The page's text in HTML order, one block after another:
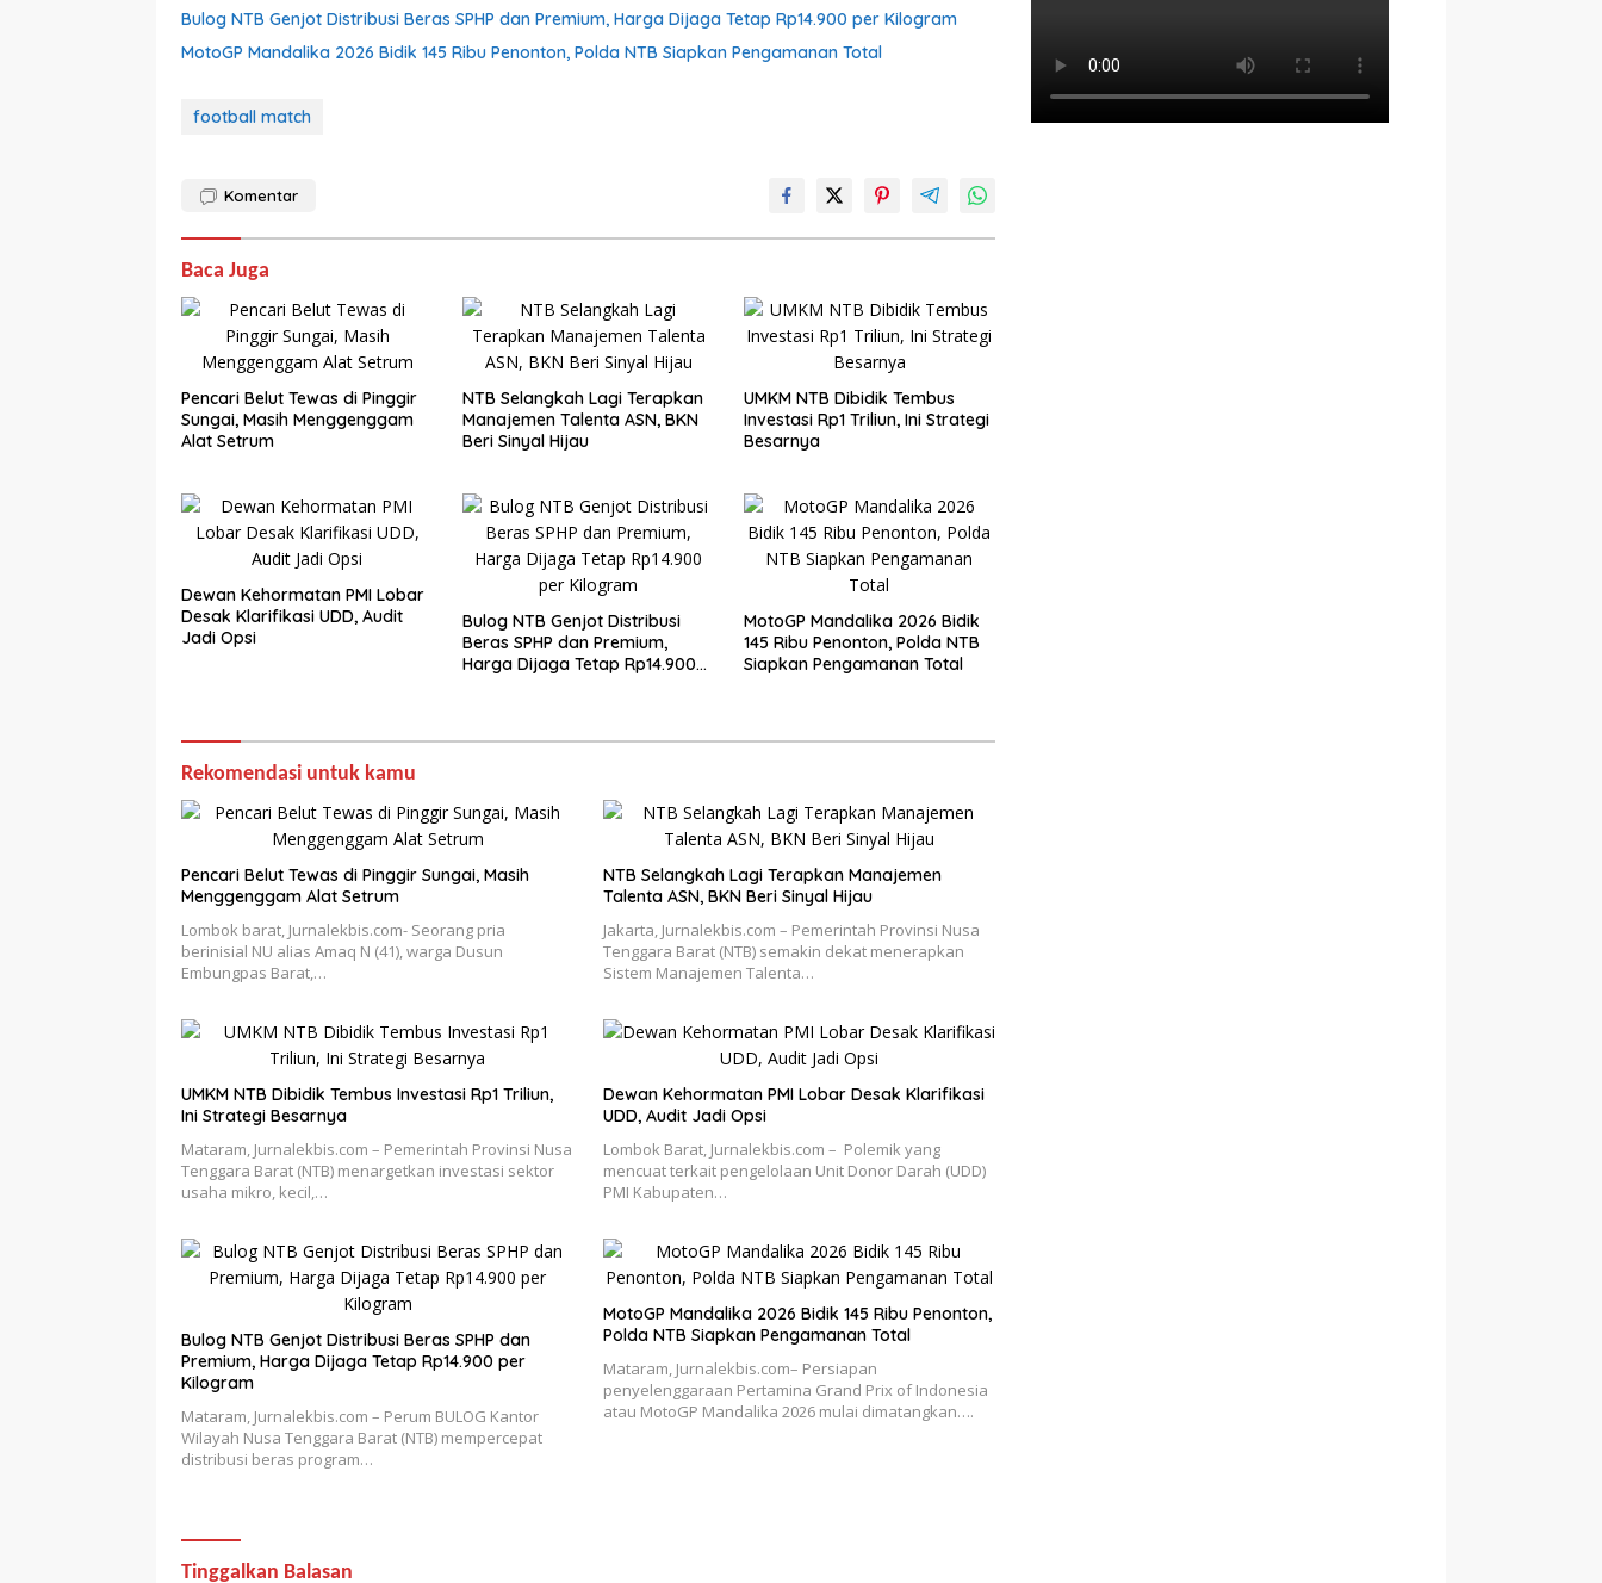
Bulog NTB Genjot Distribusi Beras SPHP dan Premium, Harga Dijaga Tetap Rp14.900 per Kilogram
MotoGP Mandalika 2026 Bidik 145 Ribu Penonton, Polda NTB Siapkan Pengamanan Total
football match
Komentar
Baca Juga
Pencari Belut Tewas di Pinggir
Sungai, Masih Menggenggam
Alat Setrum
NTB Selangkah Lagi Terapkan
Manajemen Talenta ASN, BKN
Beri Sinyal Hijau
UMKM NTB Dibidik Tembus
Investasi Rp1 Triliun, Ini Strategi
Besarnya
Dewan Kehormatan PMI Lobar
Desak Klarifikasi UDD, Audit
Jadi Opsi
Bulog NTB Genjot Distribusi
Beras SPHP dan Premium,
Harga Dijaga Tetap Rp14.900
MotoGP Mandalika 2026 Bidik
145 Ribu Penonton, Polda NTB
Siapkan Pengamanan Total
Rekomendasi untuk kamu
Pencari Belut Tewas di Pinggir Sungai, Masih
Menggenggam Alat Setrum
Lombok barat, Jurnalekbis.com- Seorang pria
berinisial NU alias Amaq N (41), warga Dusun
Embungpas Barat,…
NTB Selangkah Lagi Terapkan Manajemen
Talenta ASN, BKN Beri Sinyal Hijau
Jakarta, Jurnalekbis.com – Pemerintah Provinsi Nusa
Tenggara Barat (NTB) semakin dekat menerapkan
Sistem Manajemen Talenta…
UMKM NTB Dibidik Tembus Investasi Rp1 Triliun,
Ini Strategi Besarnya
Mataram, Jurnalekbis.com – Pemerintah Provinsi Nusa
Tenggara Barat (NTB) menargetkan investasi sektor
usaha mikro, kecil,…
Dewan Kehormatan PMI Lobar Desak Klarifikasi
UDD, Audit Jadi Opsi
Lombok Barat, Jurnalekbis.com – Polemik yang
mencuat terkait pengelolaan Unit Donor Darah (UDD)
PMI Kabupaten…
Bulog NTB Genjot Distribusi Beras SPHP dan
Premium, Harga Dijaga Tetap Rp14.900 per
Kilogram
Mataram, Jurnalekbis.com – Perum BULOG Kantor
Wilayah Nusa Tenggara Barat (NTB) mempercepat
distribusi beras program…
MotoGP Mandalika 2026 Bidik 145 Ribu Penonton,
Polda NTB Siapkan Pengamanan Total
Mataram, Jurnalekbis.com– Persiapan
penyelenggaraan Pertamina Grand Prix of Indonesia
atau MotoGP Mandalika 2026 mulai dimatangkan….
Tinggalkan Balasan